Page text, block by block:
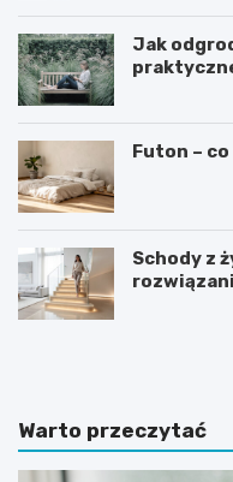
Jak
Futon –
Schody z
J
p
ł
y
J
b
r
a
Warto przeczytać